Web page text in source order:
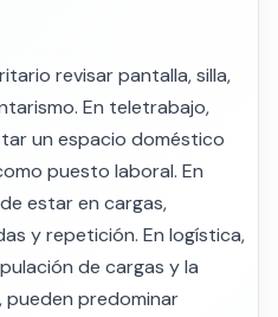
revisar pantalla, silla,
En teletrabajo,
un espacio doméstico
puesto laboral. En
estar en cargas,
y repetición. En logística,
de cargas y la
pueden predominar